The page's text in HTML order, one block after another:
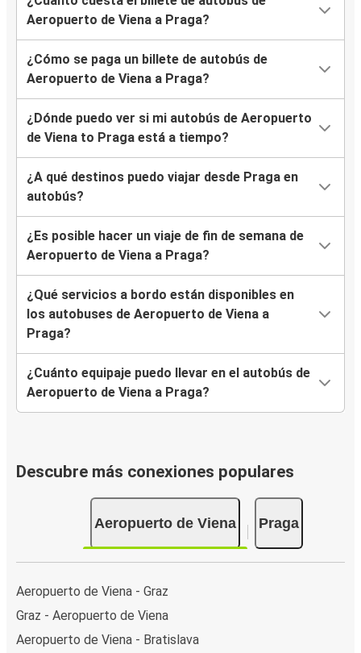
Aeropuerto de Viena a Praga?
¿Cómo se paga un billete de autobús de
Aeropuerto de Viena a Praga?
¿Dónde puedo ver si mi autobús de Aeropuerto
de Viena to Praga está a tiempo?
¿A qué destinos puedo viajar desde Praga en
autobús?
¿Es posible hacer un viaje de fin de semana de
Aeropuerto de Viena a Praga?
¿Qué servicios a bordo están disponibles en
los autobuses de Aeropuerto de Viena a
Praga?
¿Cuánto equipaje puedo llevar en el autobús de
Aeropuerto de Viena a Praga?
Descubre más conexiones populares
Aeropuerto de Viena Praga
Aeropuerto de Viena - Graz
Graz - Aeropuerto de Viena
Aeropuerto de Viena - Bratislava